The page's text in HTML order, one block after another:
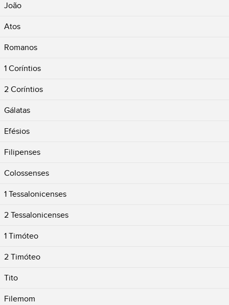
João
Atos
Romanos
1 Coríntios
2 Coríntios
Gálatas
Efésios
Filipenses
Colossenses
1 Tessalonicenses
2 Tessalonicenses
1 Timóteo
2 Timóteo
Tito
Filemom